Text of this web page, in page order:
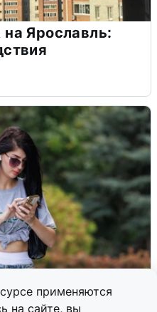
применяются
на сайте, вы
Ярославль: